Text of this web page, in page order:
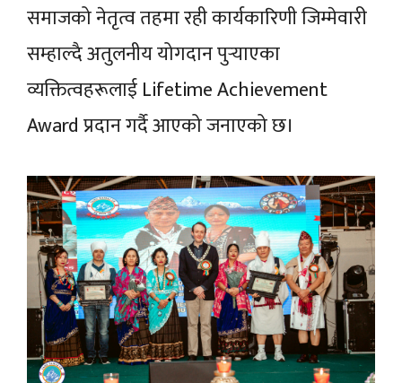
समाजको नेतृत्व तहमा रही कार्यकारिणी जिम्मेवारी
सम्हाल्दै अतुलनीय योगदान पुर्‍याएका
व्यक्तित्वहरूलाई Lifetime Achievement
Award प्रदान गर्दै आएको जनाएको छ।